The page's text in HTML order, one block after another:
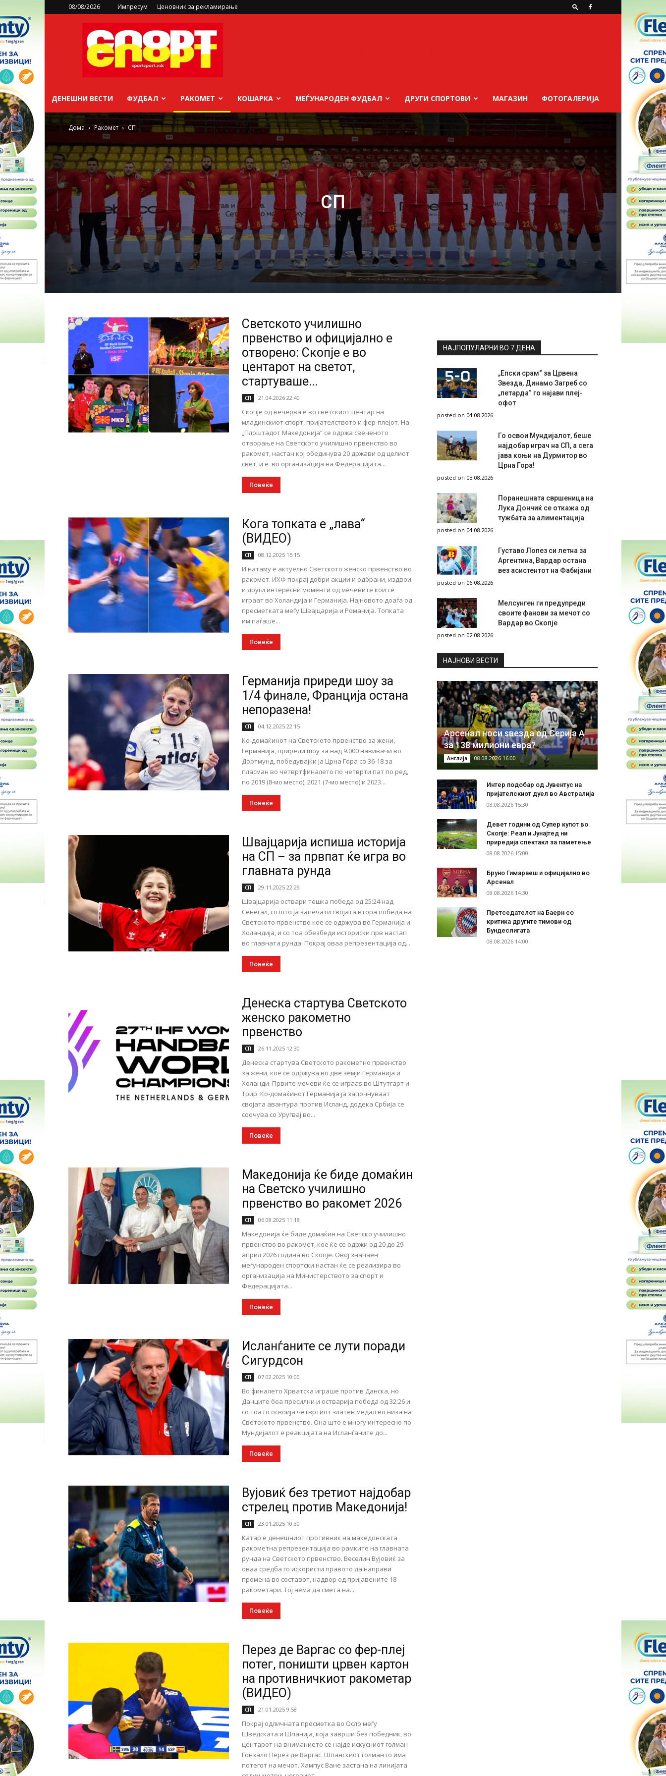
08/08/2026 Импресум Ценовник за рекламирање
sportsport.mk
ДЕНЕШНИ ВЕСТИ ФУДБАЛ РАКОМЕТ КОШАРКА МЕЃУНАРОДЕН ФУДБАЛ ДРУГИ СПОРТОВИ МАГАЗИН ФОТОГАЛЕРИЈА
Дома Ракомет СП
СП
Светското училишно
првенство и официјално е
отворено: Скопје е во
центарот на светот,
стартуваше...
СП 21.04.2026 22:40
Скопје од вечерва е во светскиот центар на
младинскиот спорт, пријателството и фер-плејот. На
„Плоштадот Македонија“ се одржа свеченото
отворање на Светското училишно првенство во
ракомет, настан кој обединува 20 држави од целиот
свет, и е во организација на Федерацијата...
Повеќе
Кога топката е „лава“
(ВИДЕО)
СП 08.12.2025 15:15
И натаму е актуелно Светското женско првенство во
ракомет. ИХФ покрај добри акции и одбрани, издвои
и други интересни моменти од мечевите кои се
играат во Холандија и Германија. Најновото доаѓа од
пресметката меѓу Швајцарија и Романија. Топката
им паѓаше...
Повеќе
Германија приреди шоу за
1/4 финале, Франција остана
непоразена!
СП 04.12.2025 22:15
Ко-домаќинот на Светското првенство за жени,
Германија, приреди шоу за над 9.000 навивачи во
Дортмунд, победувајќи ја Црна Гора со 36-18 за
пласман во четвртфиналето по четврти пат по ред,
по 2019 (8-мо место), 2021 (7-мо место) и 2023...
Повеќе
Швајцарија испиша историја
на СП – за првпат ќе игра во
главната рунда
СП 29.11.2025 22:29
Швајцарија оствари тешка победа од 25:24 над
Сенегал, со што ја запечати својата втора победа на
Светското првенство кое се одржува во Германија и
Холандија, и со тоа обезбеди историски прв настап
во главната рунда. Покрај оваа репрезентација од...
Повеќе
Денеска стартува Светското
женско ракометно
првенство
СП 26.11.2025 12:30
Денеска стартува Светското ракометно првенство
за жени, кое се одржува во две земји Германија и
Холанди. Првите мечеви ќе се играаѕ во Штутгарт и
Трир. Ко-домаќинот Германија ја започнуваат
својата авантура против Исланд, додека Србија се
соочува со Уругвај во...
Повеќе
Македонија ќе биде домаќин
на Светско училишно
првенство во ракомет 2026
СП 06.08.2025 11:18
Македонија ќе биде домаќин на Светско училишно
првенство во ракомет, кое ќе се одржи од 20 до 29
април 2026 година во Скопје. Овој значаен
меѓународен спортски настан ќе се реализира во
организација на Министерството за спорт и
Федерацијата...
Повеќе
Исланѓаните се лути поради
Сигурдсон
СП 07.02.2025 10:00
Во финалето Хрватска играше против Данска, но
Данците беа пресилни и остварија победа од 32:26 и
со тоа го освоија четвртиот златен медал во низа на
Светското првенство. Она што е многу интересно по
Мундијалот е реакцијата на Исланѓаните до...
Повеќе
Вујовиќ без третиот најдобар
стрелец против Македонија!
СП 23.01.2025 10:30
Катар е денешниот противник на македонската
ракометна репрезентација во рамките на главната
рунда на Светското првенство. Веселин Вујовиќ за
оваа средба го искористи правото да направи
промена во составот, надвор од пријавените 18
ракометари. Тој нема да смета на...
Повеќе
Перез де Варгас со фер-плеј
потег, поништи црвен картон
на противничкиот ракометар
(ВИДЕО)
СП 21.01.2025 9:58
Покрај одличната пресметка во Осло меѓу
Шведската и Шпанија, која заврши без победник, во
центарот на вниманието се најде искусниот голман
Гонзало Перез де Варгас. Шпанскиот голман го има
потегот на мечот. Хампус Ване застана на линијата
НАЈПОПУЛАРНИ ВО 7 ДЕНА
„Епски срам“ за Црвена
Звезда, Динамо Загреб со
„петарда“ го најави плеј-
офот
posted on 04.08.2026
Го освои Мундијалот, беше
најдобар играч на СП, а сега
јава коњи на Дурмитор во
Црна Гора!
posted on 03.08.2026
Поранешната свршеница на
Лука Дончиќ се откажа од
тужбата за алиментација
posted on 04.08.2026
Густаво Лопез си летна за
Аргентина, Вардар остана
вез асистентот на Фабијани
posted on 06.08.2026
Мелсунген ги предупреди
своите фанови за мечот со
Вардар во Скопје
posted on 02.08.2026
НAЈНОВИ ВЕСТИ
Арсенал носи ѕвезда од Серија А
за 138 милиони евра?
Англија 08.08.2026 16:00
Интер подобар од Јувентус на
пријателскиот дуел во Австралија
08.08.2026 15:30
Девет години од Супер купот во
Скопје: Реал и Јунајтед ни
приредија спектакл за паметење
08.08.2026 15:00
Бруно Гимараеш и официјално во
Арсенал
08.08.2026 14:30
Претседателот на Баерн со
критика другите тимови од
Бундеслигата
08.08.2026 14:00